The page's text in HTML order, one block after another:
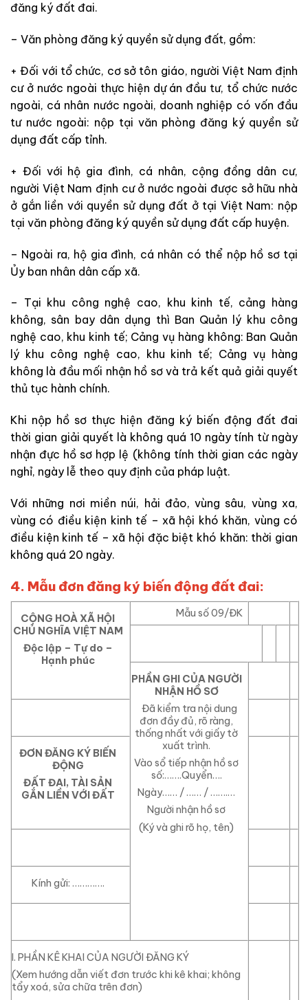
đăng ký đất đai.
– Văn phòng đăng ký quyền sử dụng đất, gồm:
+ Đối với tổ chức, cơ sở tôn giáo, người Việt Nam định
cư ở nước ngoài thực hiện dự án đầu tư, tổ chức nước
ngoài, cá nhân nước ngoài, doanh nghiệp có vốn đầu
tư nước ngoài: nộp tại văn phòng đăng ký quyền sử
dụng đất cấp tỉnh.
+ Đối với hộ gia đình, cá nhân, cộng đồng dân cư,
người Việt Nam định cư ở nước ngoài được sở hữu nhà
ở gắn liền với quyền sử dụng đất ở tại Việt Nam: nộp
tại văn phòng đăng ký quyền sử dụng đất cấp huyện.
– Ngoài ra, hộ gia đình, cá nhân có thể nộp hồ sơ tại
Ủy ban nhân dân cấp xã.
– Tại khu công nghệ cao, khu kinh tế, cảng hàng
không, sân bay dân dụng thì Ban Quản lý khu công
nghệ cao, khu kinh tế; Cảng vụ hàng không: Ban Quản
lý khu công nghệ cao, khu kinh tế; Cảng vụ hàng
không là đầu mối nhận hồ sơ và trả kết quả giải quyết
thủ tục hành chính.
Khi nộp hồ sơ thực hiện đăng ký biến động đất đai
thời gian giải quyết là không quá 10 ngày tính từ ngày
nhận đực hồ sơ hợp lệ (không tính thời gian các ngày
nghỉ, ngày lễ theo quy định của pháp luật.
Với những nơi miền núi, hải đảo, vùng sâu, vùng xa,
vùng có điều kiện kinh tế – xã hội khó khăn, vùng có
điều kiện kinh tế – xã hội đặc biệt khó khăn: thời gian
không quá 20 ngày.
4. Mẫu đơn đăng ký biến động đất đai:
CỘNG HOÀ XÃ HỘI
CHỦ NGHĨA VIỆT NAM
Độc lập – Tự do –
Hạnh phúc
Mẫu số 09/ĐK
PHẦN GHI CỦA NGƯỜI
NHẬN HỒ SƠ
Đã kiểm tra nội dung
đơn đầy đủ, rõ ràng,
thống nhất với giấy tờ
xuất trình.
Vào sổ tiếp nhận hồ sơ
số:…….Quyển….
Ngày…… / …… / …….…
Người nhận hồ sơ
(Ký và ghi rõ họ, tên)
ĐƠN ĐĂNG KÝ BIẾN
ĐỘNG
ĐẤT ĐAI, TÀI SẢN
GẮN LIỀN VỚI ĐẤT
Kính gửi: ………….
I. PHẦN KÊ KHAI CỦA NGƯỜI ĐĂNG KÝ
(Xem hướng dẫn viết đơn trước khi kê khai; không
tẩy xoá, sửa chữa trên đơn)